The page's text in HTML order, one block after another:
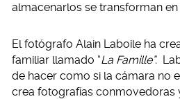
almacenarlos se transforman
El fotógrafo Alain Laboile ha
familiar llamado “La Famille”.
de hacer como si la cámara no
crea fotografías conmovedoras